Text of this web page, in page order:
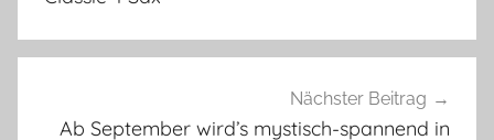
Nächster Beitrag
Ab September wird’s mystisch-spannend in